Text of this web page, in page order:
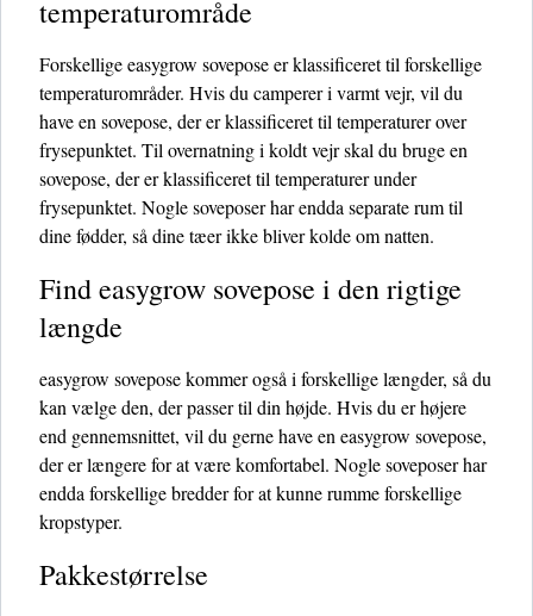
temperaturområde
Forskellige easygrow sovepose er klassificeret til forskellige
temperaturområder. Hvis du camperer i varmt vejr, vil du
have en sovepose, der er klassificeret til temperaturer over
frysepunktet. Til overnatning i koldt vejr skal du bruge en
sovepose, der er klassificeret til temperaturer under
frysepunktet. Nogle soveposer har endda separate rum til
dine fødder, så dine tæer ikke bliver kolde om natten.
Find easygrow sovepose i den rigtige
længde
easygrow sovepose kommer også i forskellige længder, så du
kan vælge den, der passer til din højde. Hvis du er højere
end gennemsnittet, vil du gerne have en easygrow sovepose,
der er længere for at være komfortabel. Nogle soveposer har
endda forskellige bredder for at kunne rumme forskellige
kropstyper.
Pakkestørrelse